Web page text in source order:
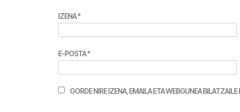
IZENA*
E-POSTA*
GORDE NIRE IZENA, EMAILA ETA WEBGUNEA